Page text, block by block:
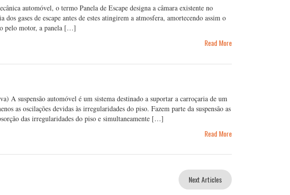
automóvel, o termo Panela de Escape designa a câmara existente no
dos gases de escape antes de estes atingirem a atmosfera, amortecendo assim o
pelo motor, a panela […]
Read More
A suspensão automóvel é um sistema destinado a suportar a carroçaria de um
as oscilações devidas às irregularidades do piso. Fazem parte da suspensão as
das irregularidades do piso e simultaneamente […]
Read More
Next Articles